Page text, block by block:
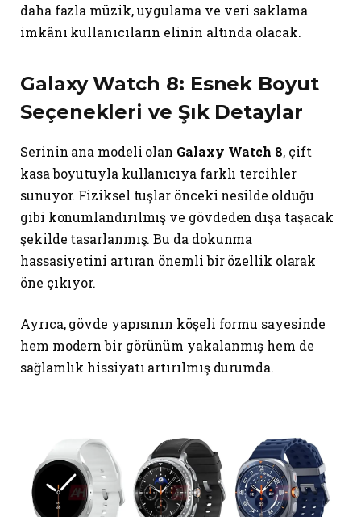
daha fazla müzik, uygulama ve veri saklama
imkânı kullanıcıların elinin altında olacak.
Galaxy Watch 8: Esnek Boyut
Seçenekleri ve Şık Detaylar
Serinin ana modeli olan Galaxy Watch 8, çift
kasa boyutuyla kullanıcıya farklı tercihler
sunuyor. Fiziksel tuşlar önceki nesilde olduğu
gibi konumlandırılmış ve gövdeden dışa taşacak
şekilde tasarlanmış. Bu da dokunma
hassasiyetini artıran önemli bir özellik olarak
öne çıkıyor.
Ayrıca, gövde yapısının köşeli formu sayesinde
hem modern bir görünüm yakalanmış hem de
sağlamlık hissiyatı artırılmış durumda.